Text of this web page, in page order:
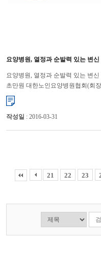
요양병원, 열정과 순발력 있는 변신
요양병원, 열정과 순발력 있는 변
초만원 대한노인요양병원협회(회
통해 경쟁력 강화를 목적으로 매월
작성일 : 2016-03-31
21 22 23